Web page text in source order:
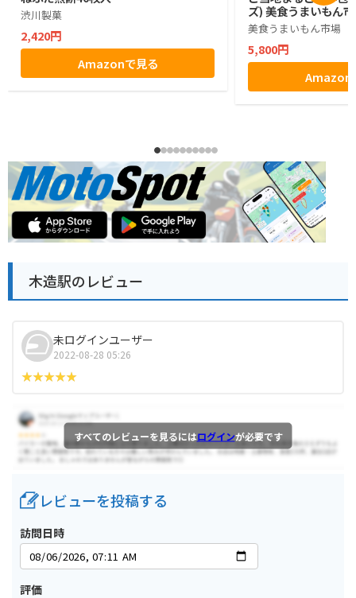
渋川製菓
2,420円
Amazonで見る
ズ) 美食うまいもん
美食うまいもん市場
5,800円
Amazon
木造駅のレビュー
未ログインユーザー
2022-08-28 05:26
すべてのレビューを見るにはログインが必要です
レビューを投稿する
訪問日時
評価